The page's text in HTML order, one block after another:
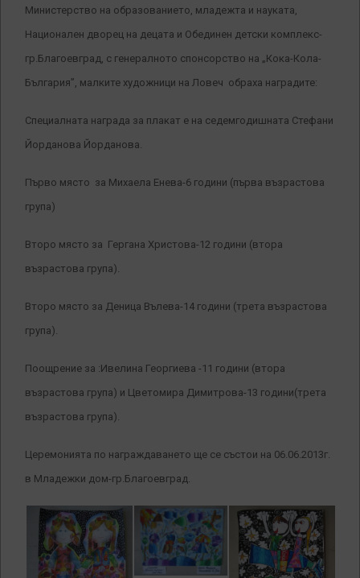
Министерство на образованието, младежта и науката,
Национален дворец на децата и Обединен детски комплекс-
гр.Благоевград, с генералното спонсорство на „Кока-Кола-
България”, малките художници на Ловеч обраха наградите:
Специалната награда за плакат е на седемгодишната Стефани
Йорданова Йорданова.
Първо място за Михаела Енева-6 години (първа възрастова
група)
Второ място за Гергана Христова-12 години (втора
възрастова група).
Второ място за Деница Вълева-14 години (трета възрастова
група).
Поощрение за :Ивелина Георгиева -11 години (втора
възрастова група) и Цветомира Димитрова-13 години(трета
възрастова група).
Церемонията по награждаването ще се състои на 06.06.2013г.
в Младежки дом-гр.Благоевград.